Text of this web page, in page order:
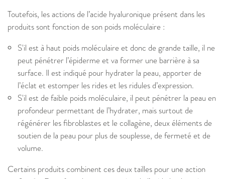
Toutefois, les actions de l’acide hyaluronique présent dans les
produits sont fonction de son poids moléculaire :
S'il est à haut poids moléculaire et donc de grande taille, il ne
peut pénétrer l’épiderme et va former une barrière à sa
surface. Il est indiqué pour hydrater la peau, apporter de
l’éclat et estomper les rides et les ridules d’expression.
S'il est de faible poids moléculaire, il peut pénétrer la peau en
profondeur permettant de l’hydrater, mais surtout de
régénérer les fibroblastes et le collagène, deux éléments de
soutien de la peau pour plus de souplesse, de fermeté et de
volume.
Certains produits combinent ces deux tailles pour une action